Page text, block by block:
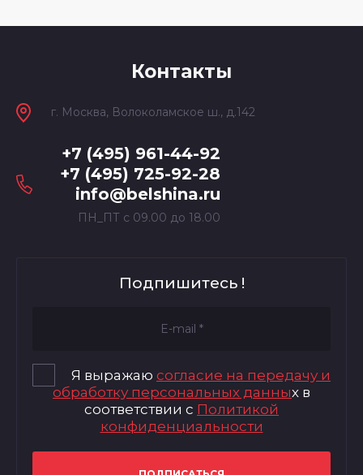
Контакты
+7 (495) 961-44-92
+7 (495) 725-92-28
info@belshina.ru
ПН_ПТ с 09.00 до 18.00
г. Москва, Волоколамское ш., д.142
Подпишитесь !
Я выражаю согласие на передачу и
обработку персональных данных в
соответствии с Политикой
конфиденциальности